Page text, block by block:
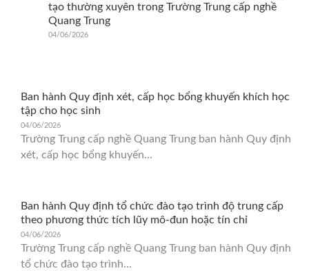
tạo thường xuyên trong Trường Trung cấp nghề
Quang Trung
04/06/2026
Ban hành Quy định xét, cấp học bổng khuyến khích học
tập cho học sinh
04/06/2026
Trường Trung cấp nghề Quang Trung ban hành Quy định
xét, cấp học bổng khuyến...
Ban hành Quy định tổ chức đào tạo trình độ trung cấp
theo phương thức tích lũy mô-đun hoặc tín chỉ
04/06/2026
Trường Trung cấp nghề Quang Trung ban hành Quy định
tổ chức đào tạo trình...